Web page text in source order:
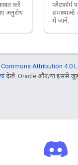
करें
अनुरोध
प्लैटफ़ॉर्म
समस्याओं
में जानें.
Commons Attribution 4.0
देखें. Oracle और/या इससे जुड़ी